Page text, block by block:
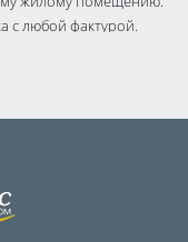
с любой фактурой.
позволяет